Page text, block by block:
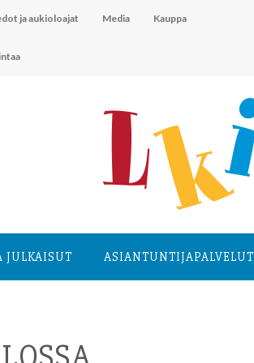
ja aukioloajat Media Kauppa
JULKAISUT ASIANTUNTIJA­PALVELUT